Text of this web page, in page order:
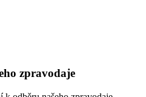
zpravodaje